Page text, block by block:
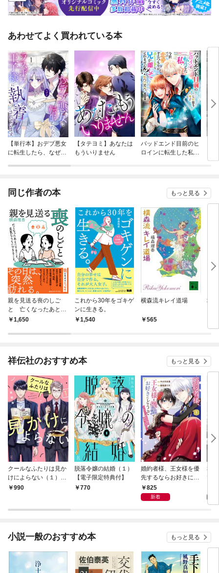
あわせてよく買われている本
【単行本】おデブ悪女
に転生したら、なぜか
【タテヨミ】あなたは
もういりません
バッドエンド目前のヒ
ロインに転生した私、
同じ作者の本 もっと見る
親を見送る喪のしご
と 亡くなったあとに
すること。元気なうち
1,650
これから30年をゴキゲ
ンに生きる。
1,540
横森流キレイ道場
565
地
祥伝社のおすすめ本 もっと見る
クールなふたりは見か
けによらない（１）
【電子限定特典付】
990
脱落令嬢の結婚（１）
【電子限定特典付】
770
婚約者様、王女様を優
先するならお好きにど
うぞ（※ただし、私も
王子様を優先します
825
新着
私
で
で
小説一般のおすすめ本 もっと見る